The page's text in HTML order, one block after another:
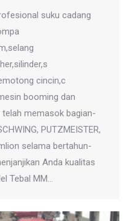
suku cadang
cincin,c
booming dan
telah memasok bagian-
PUTZMEISTER,
selama bertahun-
Anda kualitas
Tebal MM…